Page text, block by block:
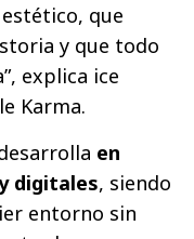
que
y que todo
explica ice
Karma.
en
digitales, siendo
entorno sin